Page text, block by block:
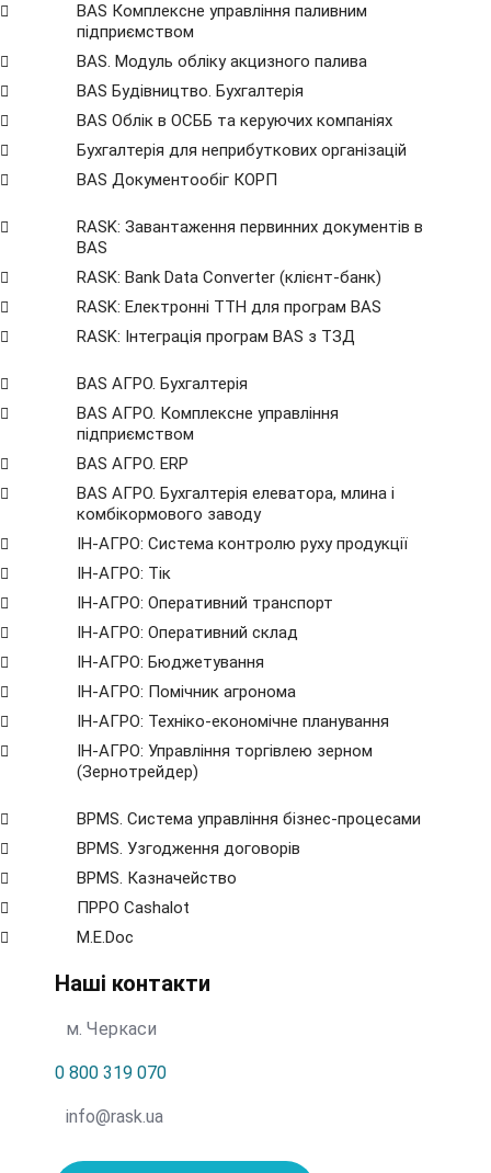
BAS Комплексне управління паливним
підприємством
BAS. Модуль обліку акцизного палива
BAS Будівництво. Бухгалтерія
BAS Облік в ОСББ та керуючих компаніях
Бухгалтерія для неприбуткових організацій
BAS Документообіг КОРП
RASK: Завантаження первинних документів в
BAS
RASK: Bank Data Сonverter (клієнт-банк)
RASK: Електронні ТТН для програм BAS
RASK: Інтеграція програм BAS з ТЗД
BAS АГРО. Бухгалтерія
BAS АГРО. Комплексне управління
підприємством
BAS АГРО. ERP
BAS АГРО. Бухгалтерія елеватора, млина і
комбікормового заводу
ІН-АГРО: Система контролю руху продукції
ІН-АГРО: Тік
ІН-АГРО: Оперативний транспорт
ІН-АГРО: Оперативний склад
ІН-АГРО: Бюджетування
ІН-АГРО: Помічник агронома
ІН-АГРО: Техніко-економічне планування
ІН-АГРО: Управління торгівлею зерном
(Зернотрейдер)
BPMS. Система управління бізнес-процесами
BPМS. Узгодження договорів
BPМS. Казначейство
ПРРО Cashalot
M.E.Doc
Наші контакти
м. Черкаси
0 800 319 070
info@rask.ua